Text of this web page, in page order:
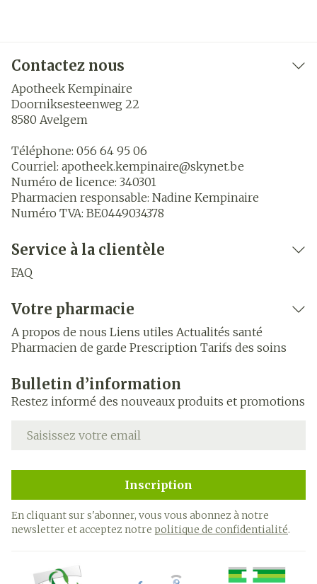
Contactez nous
Apotheek Kempinaire
Doorniksesteenweg 22
8580 Avelgem
Téléphone: 056 64 95 06
Courriel: apotheek.kempinaire@skynet.be
Numéro de licence: 340301
Pharmacien responsable: Nadine Kempinaire
Numéro TVA: BE0449034378
Service à la clientèle
FAQ
Votre pharmacie
A propos de nous Liens utiles Actualités santé
Pharmacien de garde Prescription Tarifs des soins
Bulletin d’information
Restez informé des nouveaux produits et promotions
Adresse mail
Inscription
En cliquant sur s'abonner, vous vous abonnez à notre
newsletter et acceptez notre politique de confidentialité.